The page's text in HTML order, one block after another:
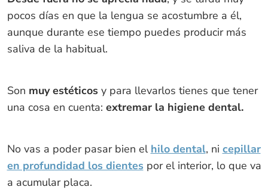
pocos días en que la lengua se acostumbre a él,
aunque durante ese tiempo puedes producir más
saliva de la habitual.
Son muy estéticosy para llevarlos tienes que tener
una cosa en cuenta: extremar la higiene dental.
No vas a poder pasar bien el hilo dental, ni cepillar
en profundidad los dientes por el interior, lo que va
a acumular placa.